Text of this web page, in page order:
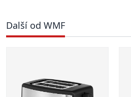
Další od WMF